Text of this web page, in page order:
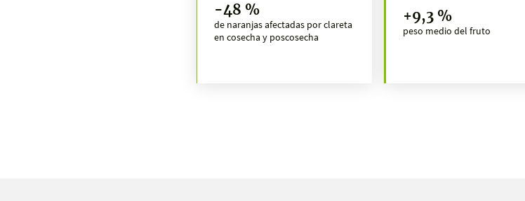
-48 %
de naranjas afectadas por clareta
en cosecha y poscosecha
+9,3 %
peso medio del fruto